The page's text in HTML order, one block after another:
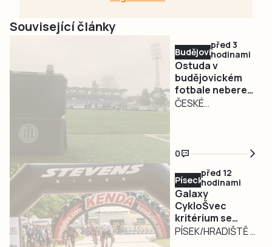
Související články
Budějovicko
před 3
hodinami
Ostuda v
budějovickém
fotbale nebere
konce. Dynamo
ČESKÉ
soutěže SK
Dynamo České
Budějovice
odhlásilo svůj B
tým z divize.
Rezervní tým měl
začít sezonu ve
0
Písecko
před 12
hodinami
Galaxy
CykloŠvec
kritérium se
vrací na Hradiště
PÍSEK/HRADIŠTĚ –